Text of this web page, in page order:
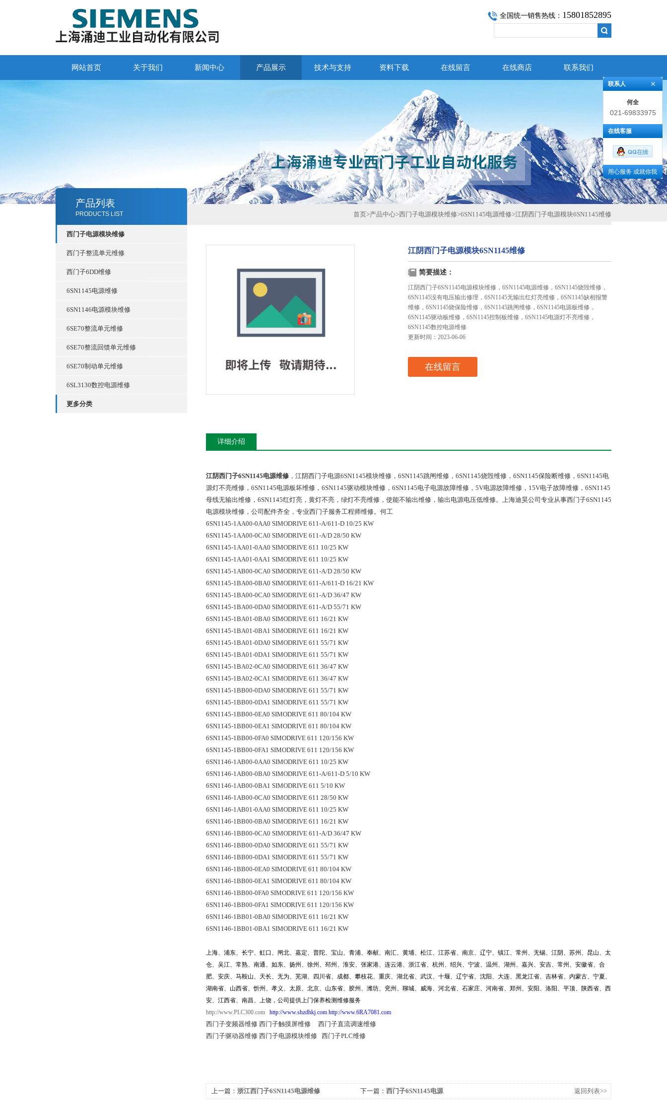
全国统一销售热线： 15801852895
网站首页 关于我们 新闻中心 产品展示 技术与支持 资料下载 在线留言 在线商店 联系我们
产品列表
PRODUCTS LIST
西门子电源模块维修
西门子整流单元维修
西门子6DD维修
6SN1145电源维修
6SN1146电源模块维修
6SE70整流单元维修
6SE70整流回馈单元维修
6SE70制动单元维修
6SL3130数控电源维修
更多分类
首页>产品中心>西门子电源模块维修>6SN1145电源维修>江阴西门子电源模块6SN1145维修
江阴西门子电源模块6SN1145维修
简要描述：
江阴西门子6SN1145电源模块维修，6SN1145电源维修，6SN1145烧毁维修，
6SN1145没有电压输出修理，6SN1145无输出红灯亮维修，6SN1145缺相报警
维修，6SN1145烧保险维修，6SN1145跳闸维修，6SN1145电源板维修，
6SN1145驱动板维修，6SN1145控制板维修，6SN1145电源灯不亮维修，
6SN1145数控电源维修
更新时间：2023-06-06
在线留言
详细介绍
江阴西门子6SN1145电源维修 ，江阴西门子电源6SN1145模块维修，6SN1145跳闸维修，6SN1145烧毁维修，6SN1145保险断维修，6SN1145电
源灯不亮维修，6SN1145电源板坏维修，6SN1145驱动模块维修，6SN1145电子电源故障维修，5V电源故障维修，15V电子故障维修，6SN1145
母线无输出维修，6SN1145红灯亮，黄灯不亮，绿灯不亮维修，使能不输出维修，输出电源电压低维修。上海迪昊公司专业从事西门子6SN1145
电源模块维修，公司配件齐全，专业西门子服务工程师维修。何工
6SN1145-1AA00-0AA0 SIMODRIVE 611-A/611-D 10/25 KW
6SN1145-1AA00-0CA0 SIMODRIVE 611-A/D 28/50 KW
6SN1145-1AA01-0AA0 SIMODRIVE 611 10/25 KW
6SN1145-1AA01-0AA1 SIMODRIVE 611 10/25 KW
6SN1145-1AB00-0CA0 SIMODRIVE 611-A/D 28/50 KW
6SN1145-1BA00-0BA0 SIMODRIVE 611-A/611-D 16/21 KW
6SN1145-1BA00-0CA0 SIMODRIVE 611-A/D 36/47 KW
6SN1145-1BA00-0DA0 SIMODRIVE 611-A/D 55/71 KW
6SN1145-1BA01-0BA0 SIMODRIVE 611 16/21 KW
6SN1145-1BA01-0BA1 SIMODRIVE 611 16/21 KW
6SN1145-1BA01-0DA0 SIMODRIVE 611 55/71 KW
6SN1145-1BA01-0DA1 SIMODRIVE 611 55/71 KW
6SN1145-1BA02-0CA0 SIMODRIVE 611 36/47 KW
6SN1145-1BA02-0CA1 SIMODRIVE 611 36/47 KW
6SN1145-1BB00-0DA0 SIMODRIVE 611 55/71 KW
6SN1145-1BB00-0DA1 SIMODRIVE 611 55/71 KW
6SN1145-1BB00-0EA0 SIMODRIVE 611 80/104 KW
6SN1145-1BB00-0EA1 SIMODRIVE 611 80/104 KW
6SN1145-1BB00-0FA0 SIMODRIVE 611 120/156 KW
6SN1145-1BB00-0FA1 SIMODRIVE 611 120/156 KW
6SN1146-1AB00-0AA0 SIMODRIVE 611 10/25 KW
6SN1146-1AB00-0BA0 SIMODRIVE 611-A/611-D 5/10 KW
6SN1146-1AB00-0BA1 SIMODRIVE 611 5/10 KW
6SN1146-1AB00-0CA0 SIMODRIVE 611 28/50 KW
6SN1146-1AB01-0AA0 SIMODRIVE 611 10/25 KW
6SN1146-1BB00-0BA0 SIMODRIVE 611 16/21 KW
6SN1146-1BB00-0CA0 SIMODRIVE 611-A/D 36/47 KW
6SN1146-1BB00-0DA0 SIMODRIVE 611 55/71 KW
6SN1146-1BB00-0DA1 SIMODRIVE 611 55/71 KW
6SN1146-1BB00-0EA0 SIMODRIVE 611 80/104 KW
6SN1146-1BB00-0EA1 SIMODRIVE 611 80/104 KW
6SN1146-1BB00-0FA0 SIMODRIVE 611 120/156 KW
6SN1146-1BB00-0FA1 SIMODRIVE 611 120/156 KW
6SN1146-1BB01-0BA0 SIMODRIVE 611 16/21 KW
6SN1146-1BB01-0BA1 SIMODRIVE 611 16/21 KW
上海、浦东、长宁、虹口、闸北、嘉定、普陀、宝山、青浦、奉献、南汇、黄埔、松江、江苏省、南京、辽宁、镇江、常州、无锡、江阴、苏州、昆山、太
仓、吴江、常熟、南通、如东、扬州、徐州、邳州、淮安、张家港、连云港、浙江省、杭州、绍兴、宁波、温州、湖州、嘉兴、安吉、常州、安徽省、合
肥、安庆、马鞍山、天长、无为、芜湖、四川省、成都、攀枝花、重庆、湖北省、武汉、十堰、辽宁省、沈阳、大连、黑龙江省、吉林省、内蒙古、宁夏、
湖南省、山西省、忻州、孝义、太原、北京、山东省、胶州、潍坊、兖州、聊城、威海、河北省、石家庄、河南省、郑州、安阳、洛阳、平顶、陕西省、西
安、江西省、南昌、上饶， 公司提供上门保养检测维修服务
http://www.PLC300.com http://www.shzdhkj.com http://www.6RA7081.com
西门子变频器维修 西门子触摸屏维修     西门子直流调速维修
西门子驱动器维修 西门子电源模块维修   西门子PLC维修
上一篇： 浙江西门子6SN1145电源维修 下一篇： 西门子6SN1145电源 返回列表>>
联系人
何全
021-69833975
在线客服
用心服务 成就你我